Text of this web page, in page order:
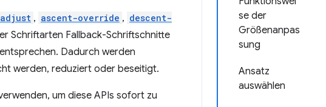
se der
Größenanpas
sung
Ansatz
auswählen
, ascent-override , descent-
Schriftarten Fallback-Schriftschnitte
Dadurch werden
werden, reduziert oder beseitigt.
um diese APIs sofort zu